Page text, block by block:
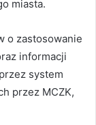
miasta.
o zastosowanie
informacji
system
przez MCZK,